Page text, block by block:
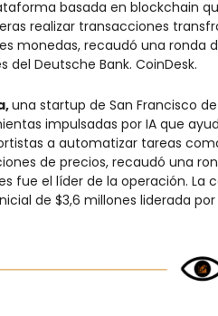
basada en blockchain
realizar transacciones
monedas, recaudó una ronda
del Deutsche Bank. CoinDesk.
una startup de San Francisco
impulsadas por IA que
a automatizar tareas
de precios, recaudó una
fue el líder de la operación.
de $3,6 millones liderada por